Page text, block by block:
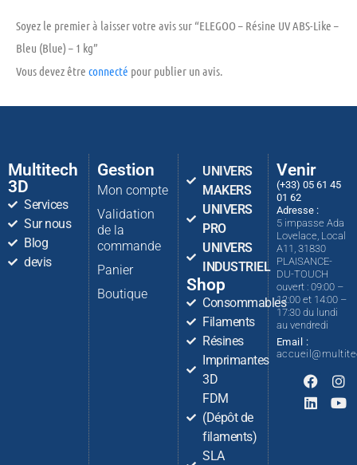
Soyez le premier à laisser votre avis sur “ELEGOO – Résine UV ABS-Like –
Bleu (Blue) – 1 kg”
Vous devez être connecté pour publier un avis.
Multitech
3D
Services
Sur nous
Blog
devis
Gestion
Mon compte
Validation
de la
commande
Panier
Boutique
UNIVERS
MAKERS
UNIVERS
PRO
UNIVERS
INDUSTRIEL
Shop
Consommables
Filaments
Résines
Imprimantes
3D
FDM
(Dépôt de
filaments)
SLA
Venir
(+33) 05 61 45
01 62
Adresse :
5 impasse Ada
Lovelace, Local
A11, 31830
PLAISANCE-
DU-TOUCH
ouvert : 09:00 –
12:00 et 14:00 –
17:30 du lundi
au vendredi
Email :